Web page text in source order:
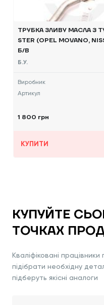
ТРУБКА ЗЛИВУ МАСЛА З
STER (OPEL MOVANO,
Б/В
Б.У.
Виробник
Артикул
1 800 грн
КУПИТИ
КУПУЙТЕ
ТОЧКАХ
Кваліфіковані
підібрати необхідну
підберуть якісні аналоги